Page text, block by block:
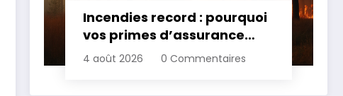
Incendies record : pourquoi
vos primes d’assurance
vont augmenter
4 août 2026 0 Commentaires